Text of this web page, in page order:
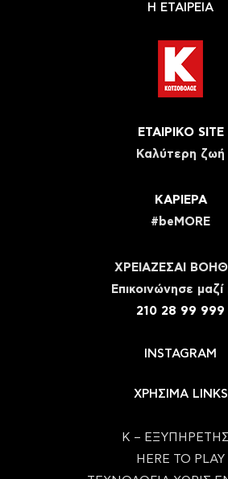
Η ΕΤΑΙΡΕΙΑ
ΕΤΑΙΡΙΚΟ SITE
Καλύτερη ζωή
ΚΑΡΙΕΡΑ
#beMORE
ΧΡΕΙΑΖΕΣΑΙ
Eπικοινώνησε
210 28 99 999
INSTAGRAM
ΧΡΗΣΙΜΑ LINKS
Κ –
HERE TO PLAY